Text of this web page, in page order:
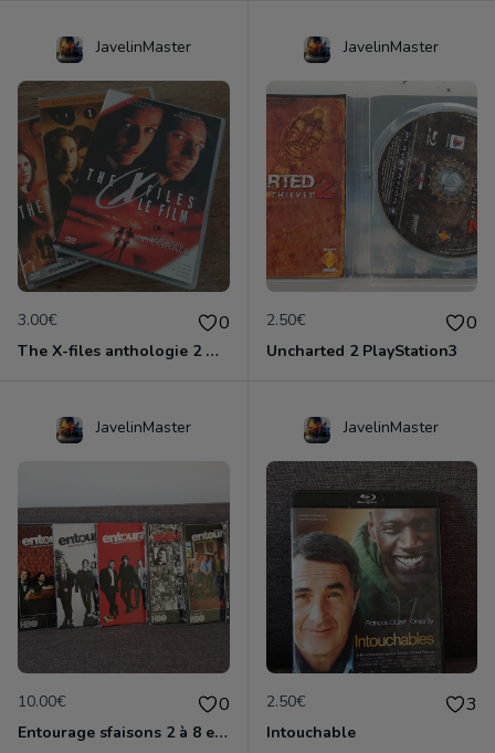
JavelinMaster
3.00€ 0
The X-files anthologie 2 DVD
JavelinMaster
2.50€ 0
Uncharted 2 PlayStation3
JavelinMaster
10.00€ 0
Entourage sfaisons 2 à 8 en dvd
JavelinMaster
2.50€ 3
Intouchable